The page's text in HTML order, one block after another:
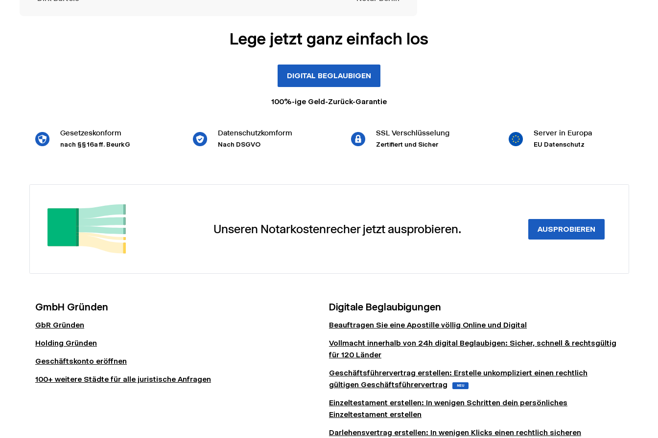
Lege jetzt ganz einfach los
DIGITAL BEGLAUBIGEN
100%-ige Geld-Zurück-Garantie
Gesetzeskonform
nach §§ 16a ff. BeurkG
Datenschutzkomform
Nach DSGVO
SSL Verschlüsselung
Zertifiert und Sicher
Server in Europa
EU Datenschutz
Unseren Notarkostenrecher jetzt ausprobieren. AUSPROBIEREN
GmbH Gründen
GbR Gründen
Holding Gründen
Geschäftskonto eröffnen
100+ weitere Städte für alle juristische Anfragen
Digitale Beglaubigungen
Beauftragen Sie eine Apostille völlig Online und Digital
Vollmacht innerhalb von 24h digital Beglaubigen: Sicher, schnell & rechtsgültig
für 120 Länder
Geschäftsführervertrag erstellen: Erstelle unkompliziert einen rechtlich
gültigen Geschäftsführervertrag
NEU
Einzeltestament erstellen: In wenigen Schritten dein persönliches
Einzeltestament erstellen
Darlehensvertrag erstellen: In wenigen Klicks einen rechtlich sicheren